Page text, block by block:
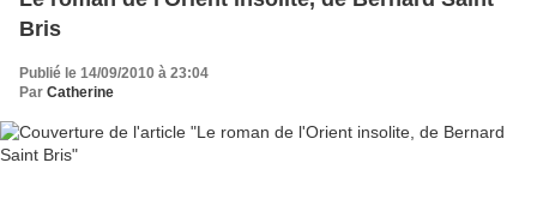
Bris
Publié le 14/09/2010 à 23:04
Par Catherine